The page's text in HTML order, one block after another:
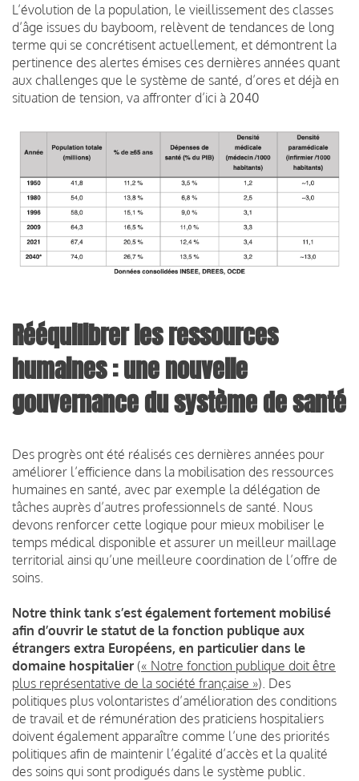
L’évolution de la population, le vieillissement des classes
d’âge issues du bayboom, relèvent de tendances de long
terme qui se concrétisent actuellement, et démontrent la
pertinence des alertes émises ces dernières années quant
aux challenges que le système de santé, d’ores et déjà en
situation de tension, va affronter d’ici à 2040
Rééquilibrer les ressources
humaines : une nouvelle
gouvernance du système de santé
Des progrès ont été réalisés ces dernières années pour
améliorer l’efficience dans la mobilisation des ressources
humaines en santé, avec par exemple la délégation de
tâches auprès d’autres professionnels de santé. Nous
devons renforcer cette logique pour mieux mobiliser le
temps médical disponible et assurer un meilleur maillage
territorial ainsi qu’une meilleure coordination de l’offre de
soins.
Notre think tank s’est également fortement mobilisé
afin d’ouvrir le statut de la fonction publique aux
étrangers extra Européens, en particulier dans le
domaine hospitalier (« Notre fonction publique doit être
plus représentative de la société française »). Des
politiques plus volontaristes d’amélioration des conditions
de travail et de rémunération des praticiens hospitaliers
doivent également apparaître comme l’une des priorités
politiques afin de maintenir l’égalité d’accès et la qualité
des soins qui sont prodigués dans le système public.